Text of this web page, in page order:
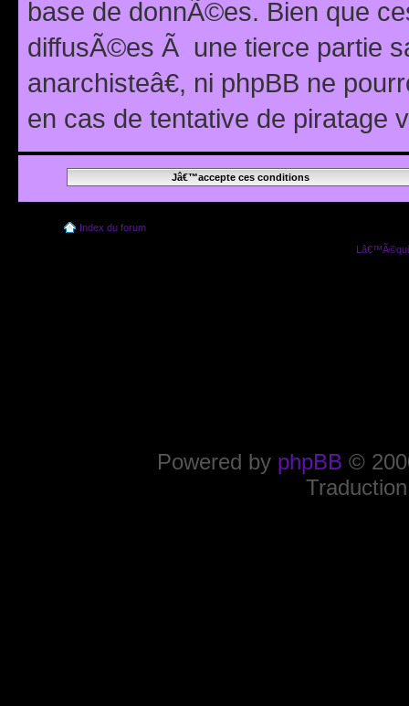
base de donnÃ©es. Bien que
diffusÃ©es Ã une tierce partie
anarchisteâ€, ni phpBB ne
en cas de tentative de piratage
Index du forum
Powered by phpBB ©